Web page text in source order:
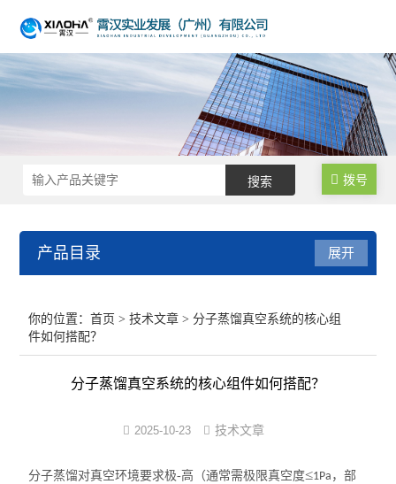
拨号
产品目录
生物发酵罐
均质乳化反应釜/乳化机
分子蒸馏装置
展开
你的位置：首页 >技术文章 > 分子蒸馏真空系统的核心组
件如何搭配？
分子蒸馏真空系统的核心组件如何搭配？
2025-10-23 技术文章
分子蒸馏对真空环境要求极-高（通常需极限真空度≤1Pa ，部